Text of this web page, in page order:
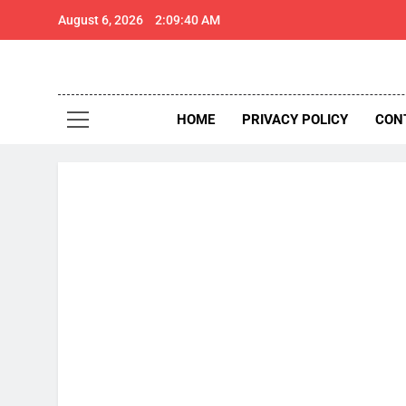
August 6, 2026 2:09:41 AM
Thar
HOME PRIVACY POLICY